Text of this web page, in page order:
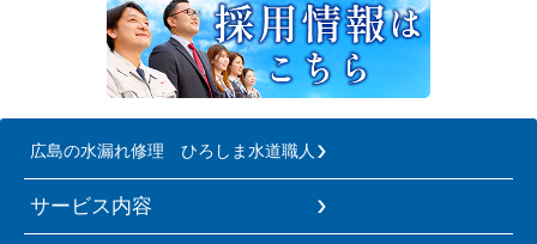
広島の水漏れ修理 ひろしま水道職人
サービス内容